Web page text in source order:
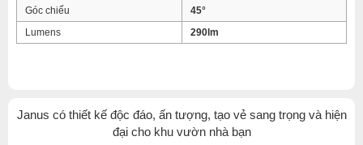
Góc chiếu
45°
Lumens
290lm
Janus có thiết kế độc đáo, ấn tượng, tạo vẻ sang trọng và hiện
đại cho khu vườn nhà bạn